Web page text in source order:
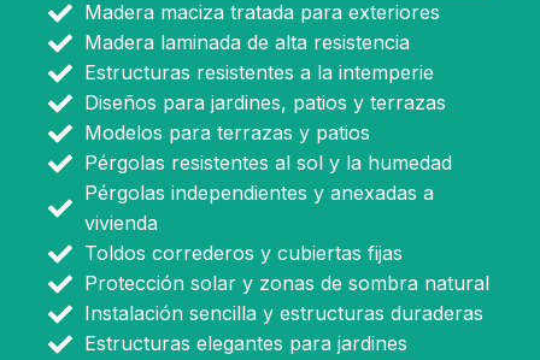
Madera maciza tratada para exteriores
Madera laminada de alta resistencia
Estructuras resistentes a la intemperie
Diseños para jardines, patios y terrazas
Modelos para terrazas y patios
Pérgolas resistentes al sol y la humedad
Pérgolas independientes y anexadas a
vivienda
Toldos correderos y cubiertas fijas
Protección solar y zonas de sombra natural
Instalación sencilla y estructuras duraderas
Estructuras elegantes para jardines